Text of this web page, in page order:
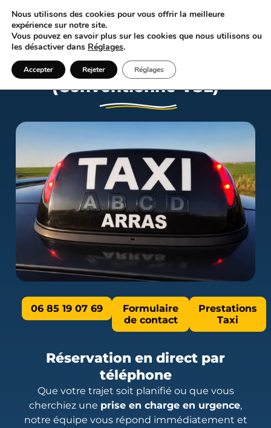
Instant Taxi Cambrai
(Conventionné VSL)
06 85 19 07 69
Formulaire
de contact
Prestations
Taxi
Réservation en direct par
téléphone
Que votre trajet soit planifié ou que vous
cherchiez une prise en charge en urgence,
notre équipe vous répond immédiatement et
Nous utilisons des cookies pour vous offrir la meilleure
expérience sur notre site.
Vous pouvez en savoir plus sur les cookies que nous utilisons ou
les désactiver dans Réglages.
Accepter Rejeter Réglages